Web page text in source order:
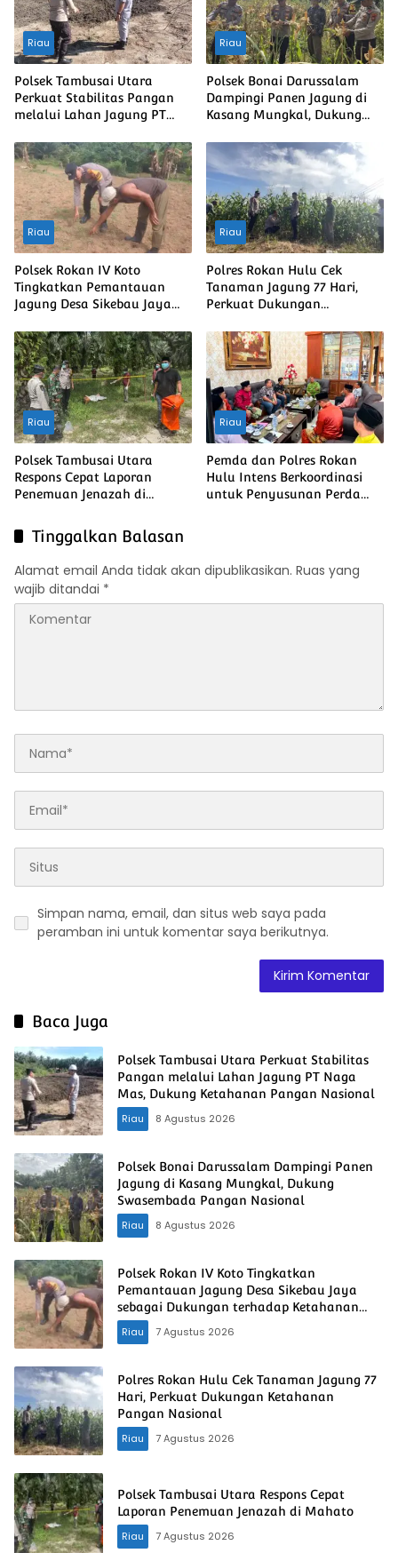
Riau
Polsek Tambusai Utara
Perkuat Stabilitas Pangan
melalui Lahan Jagung PT
Ketahanan Pangan Nasional
Riau
Polsek Bonai Darussalam
Dampingi Panen Jagung di
Kasang Mungkal, Dukung
Nasional
Riau
Polsek Rokan IV Koto
Tingkatkan Pemantauan
Jagung Desa Sikebau Jaya
Ketahanan Pangan
Nasional
Riau
Polres Rokan Hulu Cek
Tanaman Jagung 77 Hari,
Perkuat Dukungan
Riau
Polsek Tambusai Utara
Respons Cepat Laporan
Penemuan Jenazah di
Riau
Pemda dan Polres Rokan
Hulu Intens Berkoordinasi
untuk Penyusunan Perda
Tinggalkan Balasan
Alamat email Anda tidak akan dipublikasikan. Ruas yang
wajib ditandai *
Simpan nama, email, dan situs web saya pada
peramban ini untuk komentar saya berikutnya.
Baca Juga
Polsek Tambusai Utara Perkuat Stabilitas
Pangan melalui Lahan Jagung PT Naga
Mas, Dukung Ketahanan Pangan Nasional
Riau
8 Agustus 2026
Polsek Bonai Darussalam Dampingi Panen
Jagung di Kasang Mungkal, Dukung
Swasembada Pangan Nasional
Riau
8 Agustus 2026
Polsek Rokan IV Koto Tingkatkan
Pemantauan Jagung Desa Sikebau Jaya
sebagai Dukungan terhadap Ketahanan
Pangan Nasional
Riau 7 Agustus 2026
Polres Rokan Hulu Cek Tanaman Jagung 77
Hari, Perkuat Dukungan Ketahanan
Pangan Nasional
Riau
7 Agustus 2026
Polsek Tambusai Utara Respons Cepat
Laporan Penemuan Jenazah di Mahato
Riau
7 Agustus 2026